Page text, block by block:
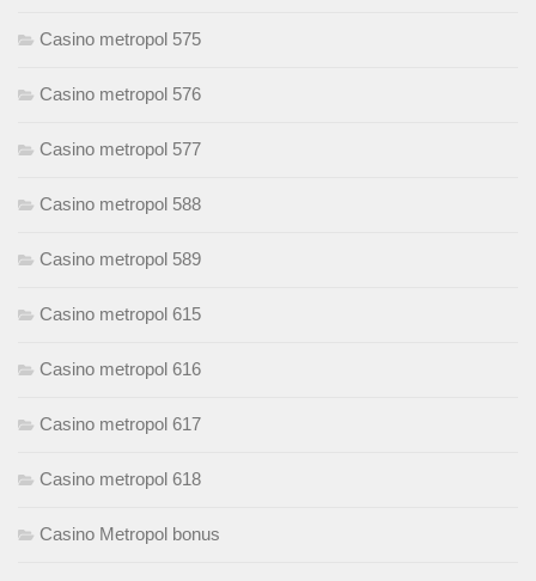
Casino metropol 575
Casino metropol 576
Casino metropol 577
Casino metropol 588
Casino metropol 589
Casino metropol 615
Casino metropol 616
Casino metropol 617
Casino metropol 618
Casino Metropol bonus